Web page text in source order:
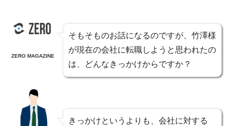
ZERO MAGAZINE
そもそものお話になるのですが、竹澤様
が現在の会社に転職しようと思われたの
は、どんなきっかけからですか？
きっかけというよりも、会社に対する